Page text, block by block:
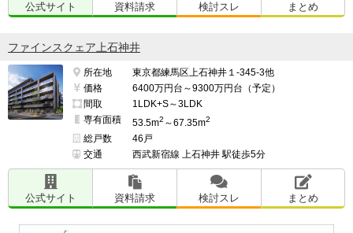
公式サイト 資料請求 検討スレ まとめ
ファインスクェア上石神井
所在地
東京都練馬区上石神井１-345-3他
価格
6400万円台～9300万円台（予定）
間取
1LDK+S～3LDK
専有面積
53.5m2 ～67.35m2
総戸数
46戸
交通
西武新宿線 上石神井 駅徒歩5分
公式サイト 資料請求 検討スレ まとめ